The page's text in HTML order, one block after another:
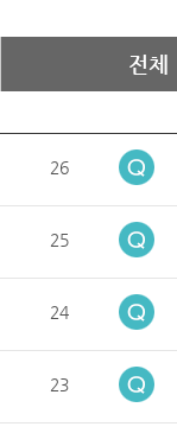
전체
26
25
24
23